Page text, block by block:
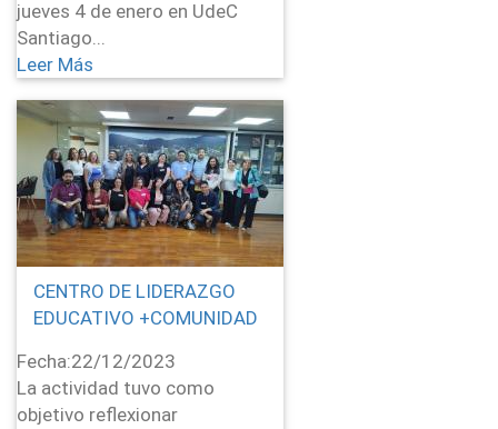
jueves 4 de enero en UdeC
Santiago...
Leer Más
CENTRO DE LIDERAZGO
EDUCATIVO +COMUNIDAD
Fecha:22/12/2023
La actividad tuvo como
objetivo reflexionar